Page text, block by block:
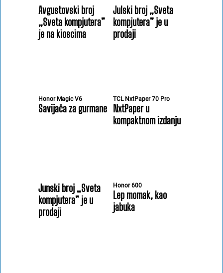
Avgustovski broj
„Sveta kompjutera”
je na kioscima
Julski broj „Sveta
kompjutera” je u
prodaji
Honor Magic V6
Savijača za gurmane
TCL NxtPaper 70 Pro
NxtPaper u
kompaktnom izdanju
Junski broj „Sveta
kompjutera” je u
prodaji
Honor 600
Lep momak, kao
jabuka